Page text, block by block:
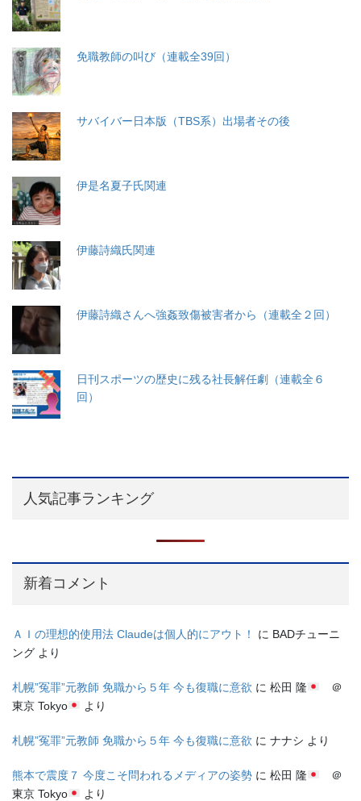
免職教師の叫び（連載全39回）
サバイバー日本版（TBS系）出場者その後
伊是名夏子氏関連
伊藤詩織氏関連
伊藤詩織さんへ強姦致傷被害者から（連載全２回）
日刊スポーツの歴史に残る社長解任劇（連載全６
回）
人気記事ランキング
新着コメント
ＡＩの理想的使用法 Claudeは個人的にアウト！ に BADチューニ
ング より
札幌”冤罪”元教師 免職から５年 今も復職に意欲 に 松田 隆
＠
東京 Tokyo
より
札幌”冤罪”元教師 免職から５年 今も復職に意欲 に ナナシ より
熊本で震度７ 今度こそ問われるメディアの姿勢 に 松田 隆
＠
東京 Tokyo
より